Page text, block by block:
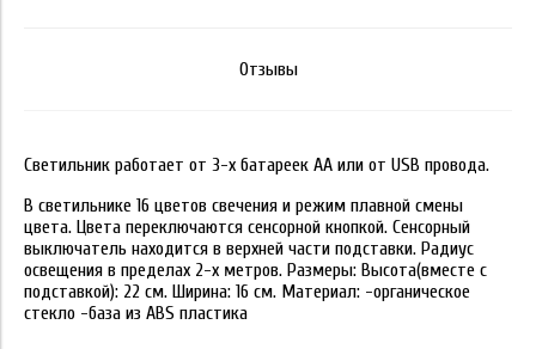
Отзывы
Светильник работает от 3-х батареек АА или от USB провода.
В светильнике 16 цветов свечения и режим плавной смены
цвета. Цвета переключаются сенсорной кнопкой. Сенсорный
выключатель находится в верхней части подставки. Радиус
освещения в пределах 2-х метров. Размеры: Высота(вместе с
подставкой): 22 см. Ширина: 16 см. Материал: -органическое
стекло -база из ABS пластика